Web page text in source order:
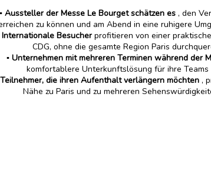
▪️ Aussteller der Messe Le Bourget schätzen es , den
zu können und am Abend in eine ruhigere
Internationale Besucherprofitieren von einer
CDG, ohne die gesamte Region Paris
▪️Unternehmen mit mehreren Terminen während der
komfortablere Unterkunftslösung für ihre Teams
Teilnehmer, die ihren Aufenthalt verlängern möchten,
Nähe zu Paris und zu mehreren